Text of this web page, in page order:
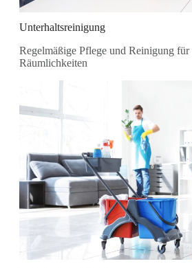
Unterhaltsreinigung
Regelmäßige Pflege und Reinigung für
Räumlichkeiten